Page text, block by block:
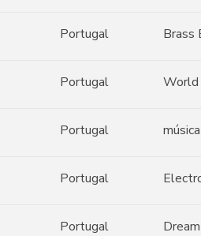
Portugal Brass
Portugal World
Portugal
Portugal
Portugal